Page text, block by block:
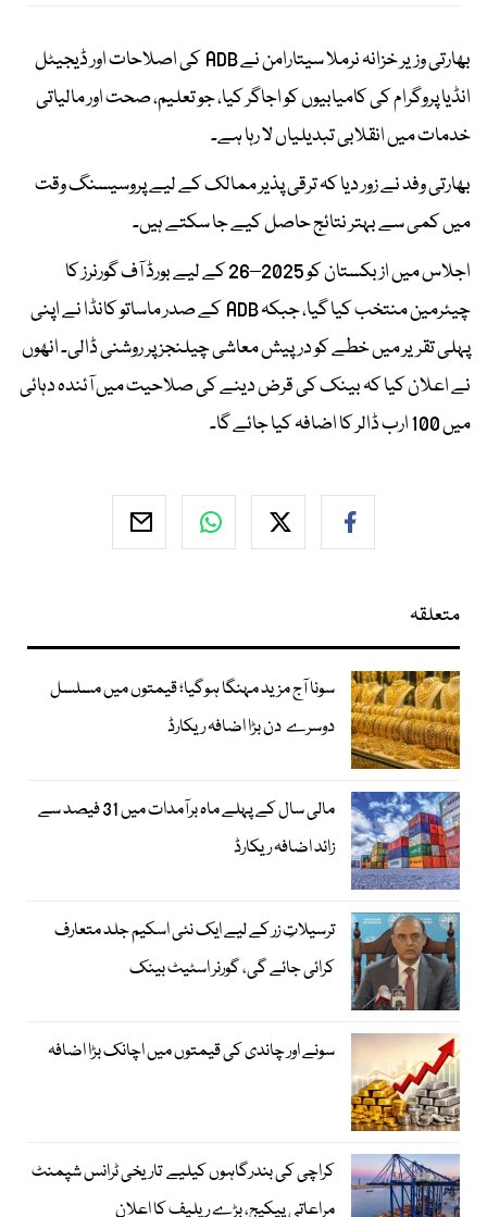
بھارتی وزیر خزانہ نرملا سیتارامن نے ADB کی اصلاحات اور ڈیجیٹل
انڈیا پروگرام کی کامیابیوں کو اجاگر کیا، جو تعلیم، صحت اور مالیاتی
خدمات میں انقلابی تبدیلیاں لا رہا ہے۔
بھارتی وفد نے زور دیا کہ ترقی پذیر ممالک کے لیے پروسیسنگ وقت
میں کمی سے بہتر نتائج حاصل کیے جا سکتے ہیں۔
اجلاس میں ازبکستان کو 2025–26 کے لیے بورڈ آف گورنرز کا
چیئرمین منتخب کیا گیا، جبکہ ADB کے صدر ماساتو کانڈا نے اپنی
پہلی تقریر میں خطے کو درپیش معاشی چیلنجز پر روشنی ڈالی۔ انھوں
نے اعلان کیا کہ بینک کی قرض دینے کی صلاحیت میں آئندہ دہائی
میں 100 ارب ڈالر کا اضافہ کیا جائے گا۔
متعلقہ
سونا آج مزید مہنگا ہوگیا؛ قیمتوں میں مسلسل
دوسرے دن بڑا اضافہ ریکارڈ
مالی سال کے پہلے ماہ برآمدات میں 31 فیصد سے
زائد اضافہ ریکارڈ
ترسیلاتِ زر کے لیے ایک نئی اسکیم جلد متعارف
کرائی جائے گی، گورنر اسٹیٹ بینک
سونے اور چاندی کی قیمتوں میں اچانک بڑا اضافہ
کراچی کی بندرگاہوں کیلیے تاریخی ٹرانس شپمنٹ
مراعاتی پیکیج، بڑے ریلیف کا اعلان